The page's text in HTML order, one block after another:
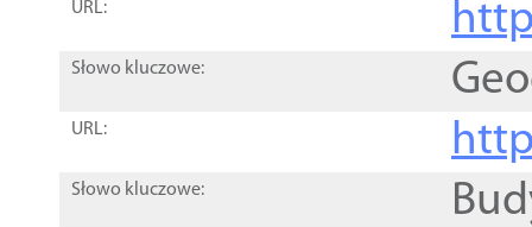
URL:
Słowo kluczowe:
URL:
Słowo kluczowe: